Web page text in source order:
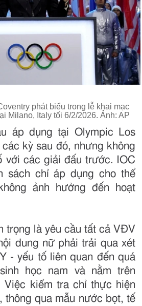
phát biểu trong lễ khai mạc
Milano, Italy tối 6/2/2026. Ảnh: AP
áp dụng tại Olympic Los
kỳ sau đó, nhưng không
với các giải đấu trước. IOC
sách chỉ áp dụng cho thể
ảnh hưởng đến hoạt
trọng là yêu cầu tất cả VĐV
dung nữ phải trải qua xét
- yếu tố liên quan đến quá
học nam và nằm trên
Việc kiểm tra chỉ thực hiện
thông qua mẫu nước bọt, tế